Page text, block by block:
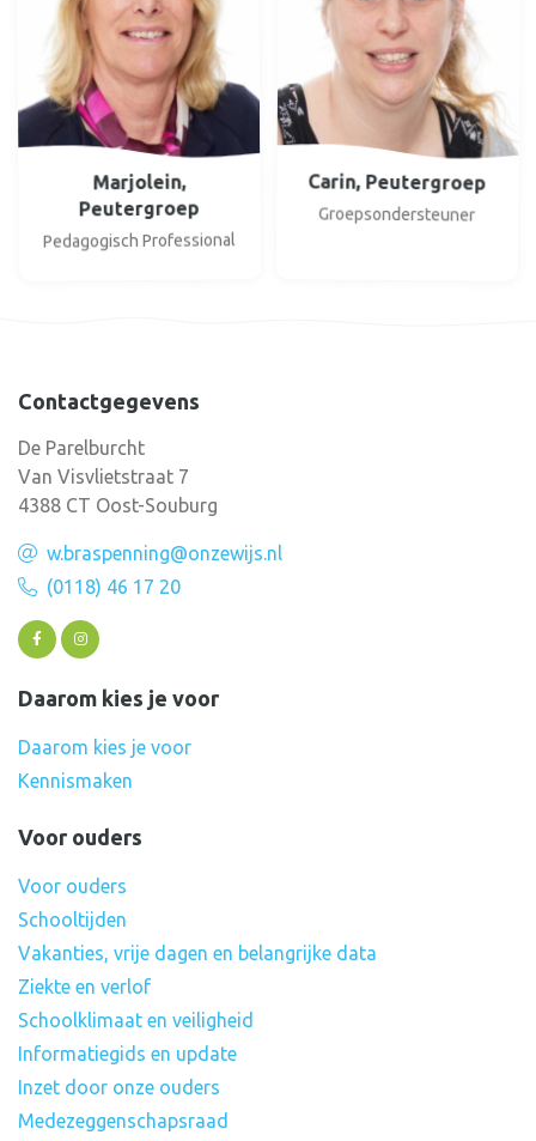
Marjolein,
Peutergroep
Pedagogisch Professional
Carin, Peutergroep
Groepsondersteuner
Contactgegevens
De Parelburcht
Van Visvlietstraat 7
4388 CT Oost-Souburg
w.braspenning@onzewijs.nl
(0118) 46 17 20
Daarom kies je voor
Daarom kies je voor
Kennismaken
Voor ouders
Voor ouders
Schooltijden
Vakanties, vrije dagen en belangrijke data
Ziekte en verlof
Schoolklimaat en veiligheid
Informatiegids en update
Inzet door onze ouders
Medezeggenschapsraad